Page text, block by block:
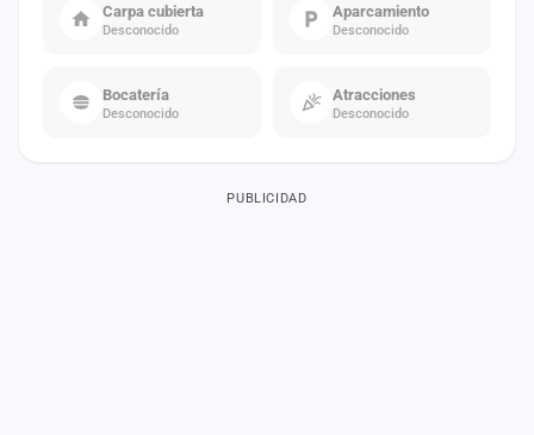
Carpa cubierta
Desconocido
Aparcamiento
Desconocido
Bocatería
Desconocido
Atracciones
Desconocido
PUBLICIDAD